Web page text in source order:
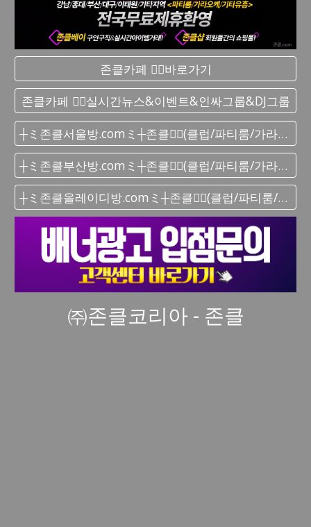
존클카페 ❤️‍🔥바로가기
존클카페 ❤️‍🔥실시간 뉴스&이벤트&인싸그룹&DJ그룹
┼ミ존클서울방.comミ┼존클❤️‍🔥(클럽/파티룸/가라오케) - 단톡방
┼ミ존클부산방.comミ┼존클❤️‍🔥(클럽/파티룸/가라오케) - 단톡방
┼ミ존클올레이디방.comミ┼존클❤️‍🔥(클럽/파티룸/가라오케) - 단톡방
㈜존클코리아 - 존클